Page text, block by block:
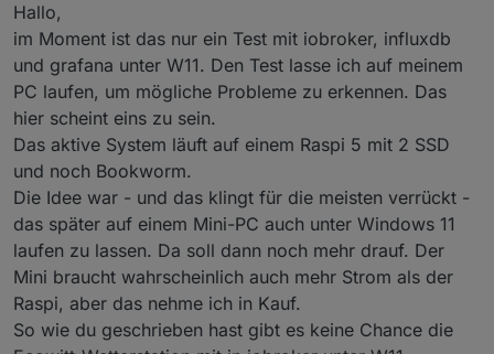
W11 PC auf dem der IOBroker läuft ändern.
Stromsparenden Raspi auf W11 umzuziehen
nicht, aber das ist dein Ding...
Den Raspi brauchst du weiterhin, um das Skript
auszuführen, da ein Shell-Skript unter Linux
läuft.
Alternativen für den Raspi wären:
Es gibt die Möglichkeit eine Virtualierung unter
Windows 11 laufen zu lassen, die das Linux
beherbergt.
Oder aber auch ein Linux mit WSL
unter W11
laufen zu lassen. Da weiss ich aber nicht wie die
Anbindung ans Netz funktionert.
Aber (Zitat aus der Anleitung von
Voraussetzung:
Hallo,
im Moment ist das nur ein Test mit iobroker, influxdb
und grafana unter W11. Den Test lasse ich auf meinem
PC laufen, um mögliche Probleme zu erkennen. Das
hier scheint eins zu sein.
Das aktive System läuft auf einem Raspi 5 mit 2 SSD
und noch Bookworm.
Die Idee war - und das klingt für die meisten verrückt -
das später auf einem Mini-PC auch unter Windows 11
laufen zu lassen. Da soll dann noch mehr drauf. Der
Mini braucht wahrscheinlich auch mehr Strom als der
Raspi, aber das nehme ich in Kauf.
So wie du geschrieben hast gibt es keine Chance die